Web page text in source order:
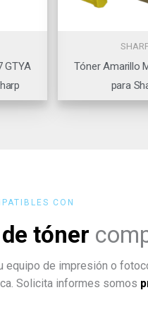
GTYA
Tóner Amarillo
para
CON
tóner
equipo de impresión o
Solicita informes somos